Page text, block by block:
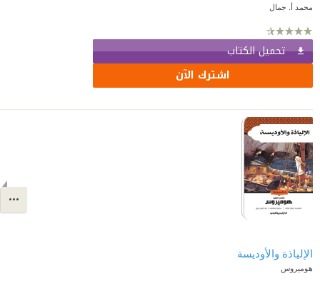
محمد أ. جمال
تحميل الكتاب
اشترك الآن
الإلياذة والأوديسة
هوميروس